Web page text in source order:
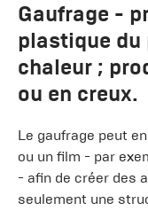
Gaufrage -
plastique du
chaleur ;
ou en creux.
Le gaufrage peut
ou un film - par
- afin de créer des
seulement une